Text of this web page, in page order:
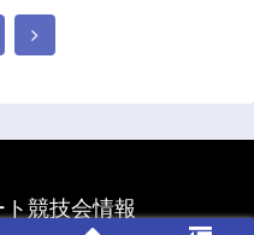
競技会情報